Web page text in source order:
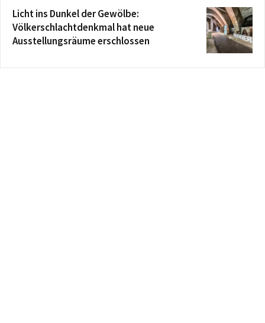
Licht ins Dunkel der Gewölbe:
Völkerschlachtdenkmal hat neue
Ausstellungsräume erschlossen